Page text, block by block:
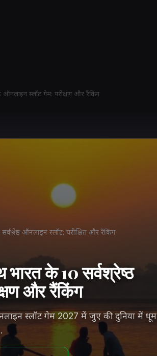
ऑनलाइन स्लॉट गेम: परीक्षण और रैंकिंग
ऑनलाइन स्लॉट: परीक्षित और रैंकिंग
के 10 सर्वश्रेष्ठ
और रैंकिंग
स्लॉट गेम 2027 में जुए की दुनिया में